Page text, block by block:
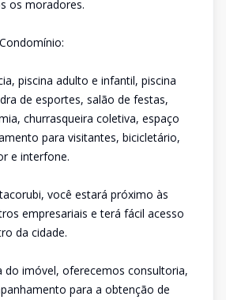
os moradores.
piscina adulto e infantil, piscina
de esportes, salão de festas,
churrasqueira coletiva, espaço
para visitantes, bicicletário,
e interfone.
você estará próximo às
empresariais e terá fácil acesso
da cidade.
do imóvel, oferecemos consultoria,
para a obtenção de